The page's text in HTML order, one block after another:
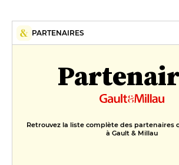
PARTENAIRES
Retrouvez la liste complète des partenaires
à Gault & Millau